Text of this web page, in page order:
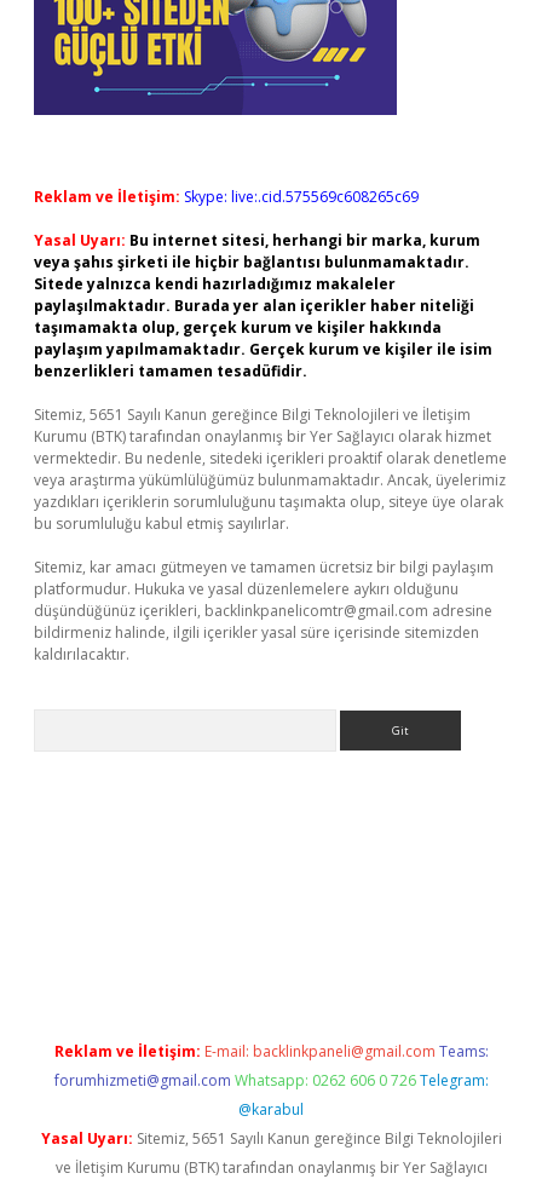
Reklam ve İletişim: Skype: live:.cid.575569c608265c69
Yasal Uyarı: Bu internet sitesi, herhangi bir marka, kurum
veya şahıs şirketi ile hiçbir bağlantısı bulunmamaktadır.
Sitede yalnızca kendi hazırladığımız makaleler
paylaşılmaktadır. Burada yer alan içerikler haber niteliği
taşımamakta olup, gerçek kurum ve kişiler hakkında
paylaşım yapılmamaktadır. Gerçek kurum ve kişiler ile isim
benzerlikleri tamamen tesadüfidir.
Sitemiz, 5651 Sayılı Kanun gereğince Bilgi Teknolojileri ve İletişim
Kurumu (BTK) tarafından onaylanmış bir Yer Sağlayıcı olarak hizmet
vermektedir. Bu nedenle, sitedeki içerikleri proaktif olarak denetleme
veya araştırma yükümlülüğümüz bulunmamaktadır. Ancak, üyelerimiz
yazdıkları içeriklerin sorumluluğunu taşımakta olup, siteye üye olarak
bu sorumluluğu kabul etmiş sayılırlar.
Sitemiz, kar amacı gütmeyen ve tamamen ücretsiz bir bilgi paylaşım
platformudur. Hukuka ve yasal düzenlemelere aykırı olduğunu
düşündüğünüz içerikleri, backlinkpanelicomtr@gmail.com adresine
bildirmeniz halinde, ilgili içerikler yasal süre içerisinde sitemizden
kaldırılacaktır.
Reklam ve İletişim: E-mail: backlinkpaneli@gmail.com Teams:
forumhizmeti@gmail.com Whatsapp: 0262 606 0 726 Telegram:
@karabul
Yasal Uyarı: Sitemiz, 5651 Sayılı Kanun gereğince Bilgi Teknolojileri
ve İletişim Kurumu (BTK) tarafından onaylanmış bir Yer Sağlayıcı